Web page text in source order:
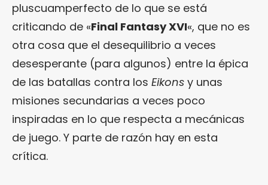
pluscuamperfecto de lo que se está
criticando de «Final Fantasy XVI«, que no es
otra cosa que el desequilibrio a veces
desesperante (para algunos) entre la épica
de las batallas contra los Eikons y unas
misiones secundarias a veces poco
inspiradas en lo que respecta a mecánicas
de juego. Y parte de razón hay en esta
crítica.